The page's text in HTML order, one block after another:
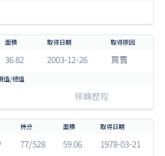
36.82 2003-12-26 買賣
移轉歷程
77/528 59.06 1978-03-21